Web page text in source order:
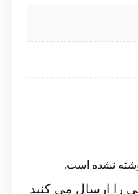
نشده است.
را ارسال می کنید